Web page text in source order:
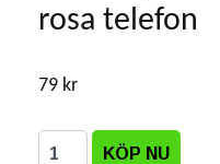
rosa telefon
79 kr